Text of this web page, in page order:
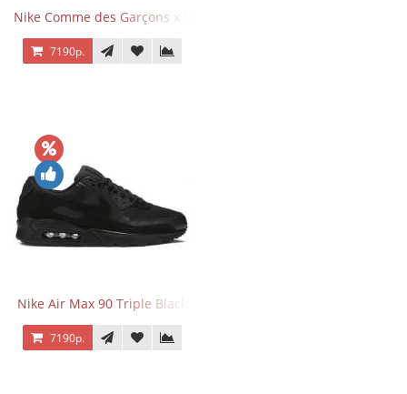
Nike Comme des Garçons x Supreme x Air Force 1 Low Eyes
7190р.
Nike Air Max 90 Triple Black
7190р.